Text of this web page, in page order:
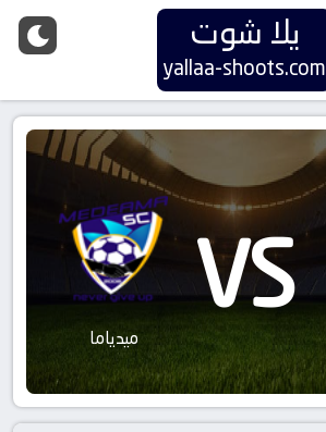
يلا شوت
yallaa-shoots.com
VS ميدياما